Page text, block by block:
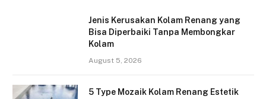
Jenis Kerusakan Kolam Renang yang
Bisa Diperbaiki Tanpa Membongkar
Kolam
August 5, 2026
5 Type Mozaik Kolam Renang Estetik